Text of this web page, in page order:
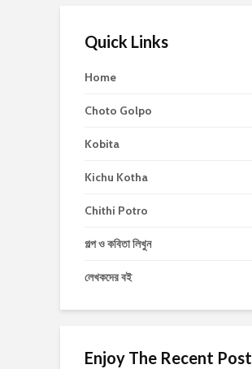
Quick Links
Home
Choto Golpo
Kobita
Kichu Kotha
Chithi Potro
গল্প ও কবিতা লিখুন
লেখকদের বই
Enjoy The Recent Post